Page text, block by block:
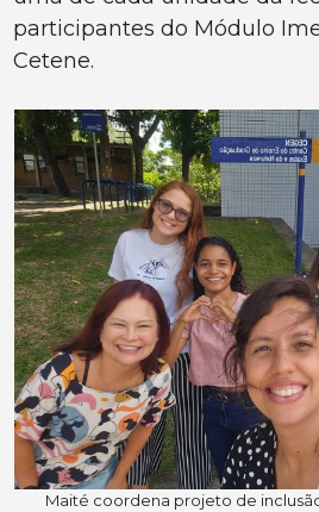
participantes do Módulo
Cetene.
Maité coordena projeto de